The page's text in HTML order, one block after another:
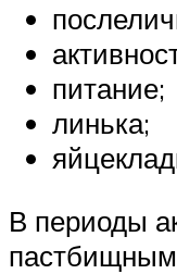
питание;
линька;
В периоды